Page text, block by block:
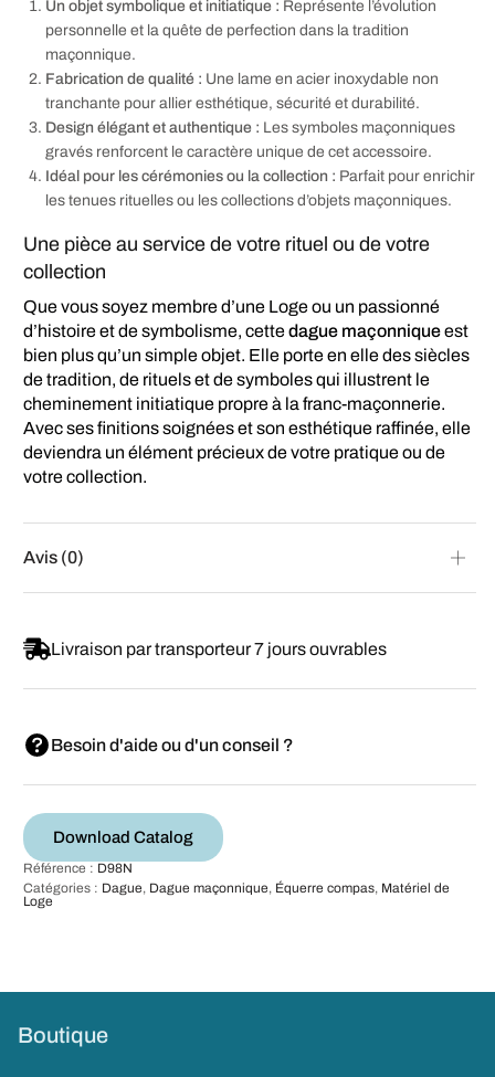
Un objet symbolique et initiatique : Représente l’évolution
personnelle et la quête de perfection dans la tradition
maçonnique.
Fabrication de qualité : Une lame en acier inoxydable non
tranchante pour allier esthétique, sécurité et durabilité.
Design élégant et authentique : Les symboles maçonniques
gravés renforcent le caractère unique de cet accessoire.
Idéal pour les cérémonies ou la collection : Parfait pour enrichir
les tenues rituelles ou les collections d’objets maçonniques.
Une pièce au service de votre rituel ou de votre
collection
Que vous soyez membre d’une Loge ou un passionné
d’histoire et de symbolisme, cettedague maçonniqueest
bien plus qu’un simple objet. Elle porte en elle des siècles
de tradition, de rituels et de symboles qui illustrent le
cheminement initiatique propre à la franc-maçonnerie.
Avec ses finitions soignées et son esthétique raffinée, elle
deviendra un élément précieux de votre pratique ou de
votre collection.
Avis (0)
Livraison par transporteur 7 jours ouvrables
Besoin d'aide ou d'un conseil ?
Download Catalog
Référence : D98N
Catégories : Dague, Dague maçonnique, Équerre compas, Matériel de
Loge
Boutique